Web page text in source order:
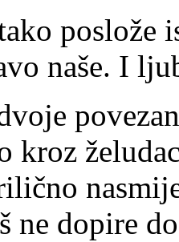
poslože
naše. I
kroz
ne dopire